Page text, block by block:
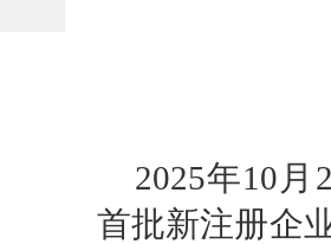
2025年10
首批新注册企